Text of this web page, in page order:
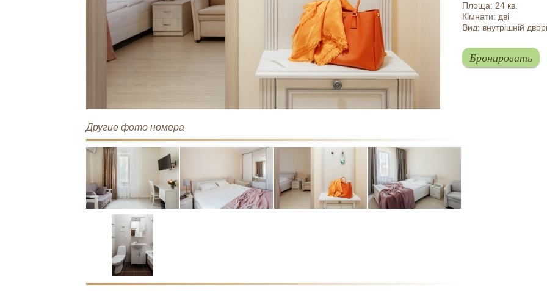
Другие фото номера
Площа: 24 кв.
Кімнати: дві
Вид: внутрішній
Бронировать